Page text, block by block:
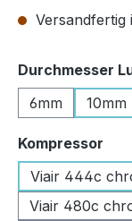
Versandfertig
Durchmesser
6mm
10mm
Kompressor
Viair 444c
Viair 480c